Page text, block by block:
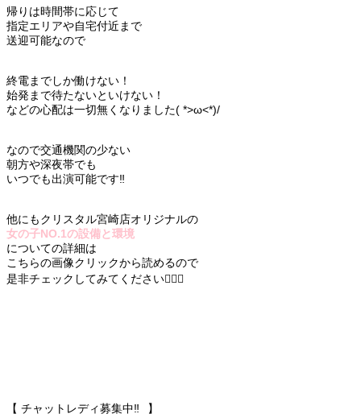
帰りは時間帯に応じて
指定エリアや自宅付近まで
送迎可能なので
終電までしか働けない！
始発まで待たないといけない！
などの心配は一切無くなりました( *>ω<*)/
なので交通機関の少ない
朝方や深夜帯でも
いつでも出演可能です‼️
他にもクリスタル宮崎店オリジナルの
女の子NO.1の設備と環境
についての詳細は
こちらの画像クリックから読めるので
是非チェックしてみてください👇🏻✨
【 チャットレディ募集中‼️⠀】